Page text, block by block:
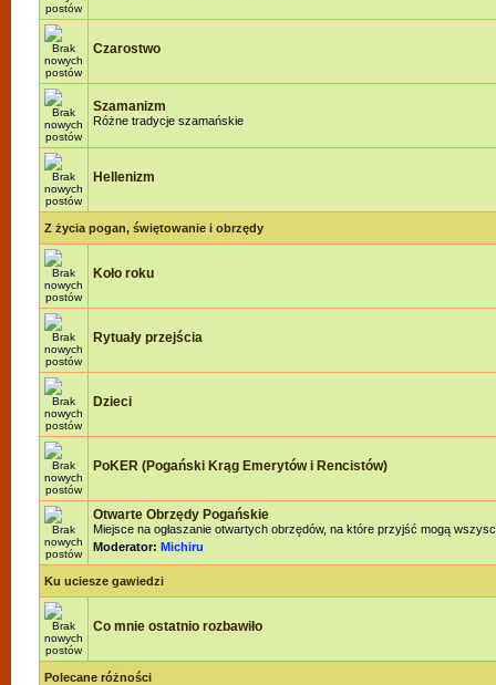
Czarostwo
Szamanizm
Różne tradycje szamańskie
Hellenizm
Z życia pogan, świętowanie i obrzędy
Koło roku
Rytuały przejścia
Dzieci
PoKER (Pogański Krąg Emerytów i Rencistów)
Otwarte Obrzędy Pogańskie
Miejsce na ogłaszanie otwartych obrzędów, na które przyjść mogą
Moderator: Michiru
Ku uciesze gawiedzi
Co mnie ostatnio rozbawiło
Polecane różności